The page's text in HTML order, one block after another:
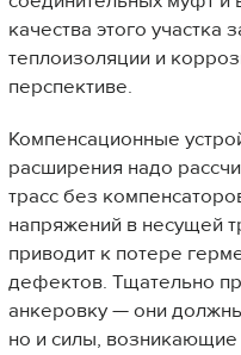
качества этого участка
теплоизоляции и
перспективе.
Компенсационные
расширения надо
трасс без
напряжений в несущей
приводит к потере
дефектов. Тщательно
анкеровку — они
но и силы,